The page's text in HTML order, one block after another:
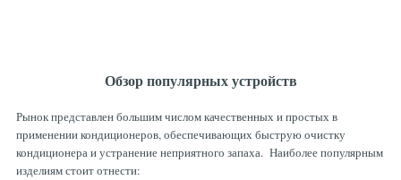
Обзор популярных устройств
Рынок представлен большим числом качественных и простых в
применении кондиционеров, обеспечивающих быструю очистку
кондиционера и устранение неприятного запаха. Наиболее популярным
изделиям стоит отнести: